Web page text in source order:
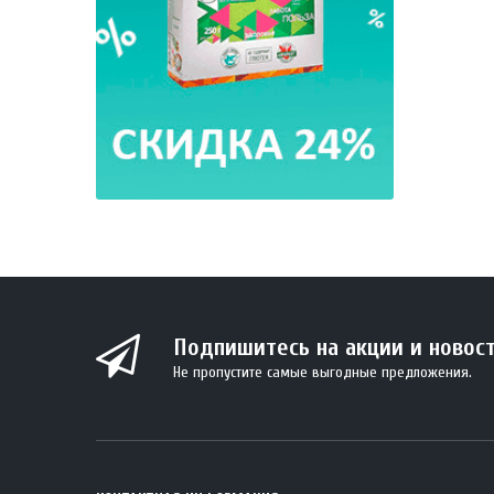
Подпишитесь на акции и
Не пропустите самые выгодные предложения.